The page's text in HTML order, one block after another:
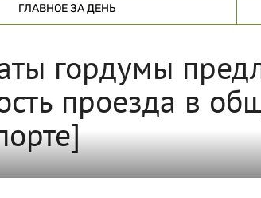
ГЛАВНОЕ ЗА ДЕНЬ
гордумы
проезда в